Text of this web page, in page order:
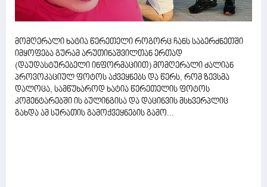
მომღერალი ხატია წერეთელი როგორც ჩანს საბერძნეთში
იმყოფება გურამ არუთინაშვილთან ერთად
(დაუდასტურებელი ინფორმაციით) მომღერალი ძალიან
პროვოკაციულ ფოტოს აქვეყნებს და წერს, რომ ზევსმა
დალოცა, სამწუხაროდ ხატია წერეთელის ფოტოს
კომენტარებში ის ბულინგისა და დაცინვის მსხვერპლიც
გახდა ამ სურათის გამოქვეყნების გამო...